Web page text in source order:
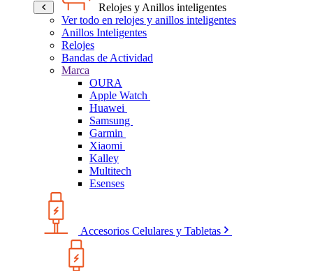
Relojes y Anillos inteligentes
Ver todo en relojes y anillos inteligentes
Anillos Inteligentes
Relojes
Bandas de Actividad
Marca
OURA
Apple Watch
Huawei
Samsung
Garmin
Xiaomi
Kalley
Multitech
Esenses
Accesorios Celulares y Tabletas